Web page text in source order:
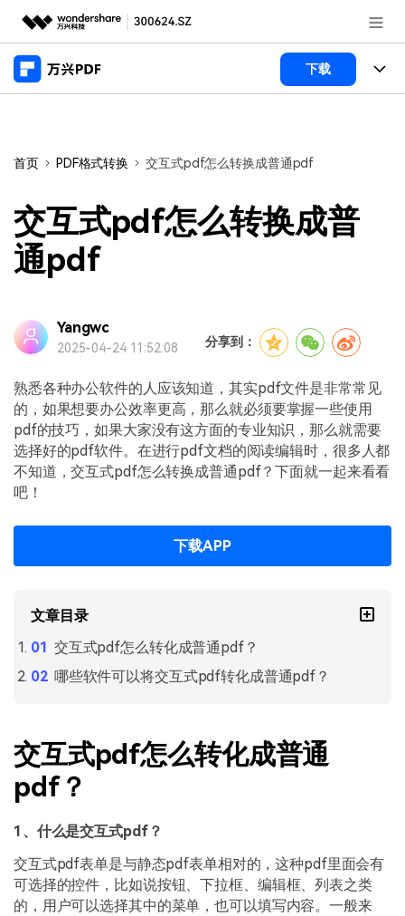
推荐产品
新闻中心
关于万兴
加入我们
下载
桌面端
万兴PDF Mac版
移动端
万兴PDF 安卓版
万兴PDF iOS版
PDF开发工具
万兴PDF SDK
申请试用
功能
PDF新功能
PDF编辑器
PDF转换器
PDF文件压缩
PDF签名
PDF批量工具
PDF提取页面
PDF文件创建
PDF注释
商业合作
学校&教育
经销商招募
帮助中心
用户指南
常见问题
产品信息
更新日志
下载中心
03.编辑PDF
查看更多 >
登录 立即购买
首页 PDF格式转换 交互式pdf怎么转换成普通pdf
交互式pdf怎么转换成普
通pdf
Yangwc
2025-04-24 11:52:08 分享到：
熟悉各种办公软件的人应该知道，其实pdf文件是非常常见
的，如果想要办公效率更高，那么就必须要掌握一些使用
pdf的技巧，如果大家没有这方面的专业知识，那么就需要
选择好的pdf软件。在进行pdf文档的阅读编辑时，很多人都
不知道，交互式pdf怎么转换成普通pdf？下面就一起来看看
吧！
下载APP
文章目录
交互式pdf怎么转化成普通pdf？
哪些软件可以将交互式pdf转化成普通pdf？
交互式pdf怎么转化成普通
pdf？
1、什么是交互式pdf？
交互式pdf表单是与静态pdf表单相对的，这种pdf里面会有
可选择的控件，比如说按钮、下拉框、编辑框、列表之类
的，用户可以选择其中的菜单，也可以填写内容。一般来